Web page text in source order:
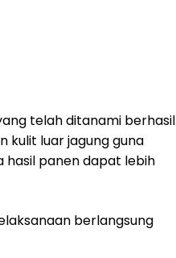
telah ditanami berhasil
kulit luar jagung guna
hasil panen dapat lebih
berlangsung